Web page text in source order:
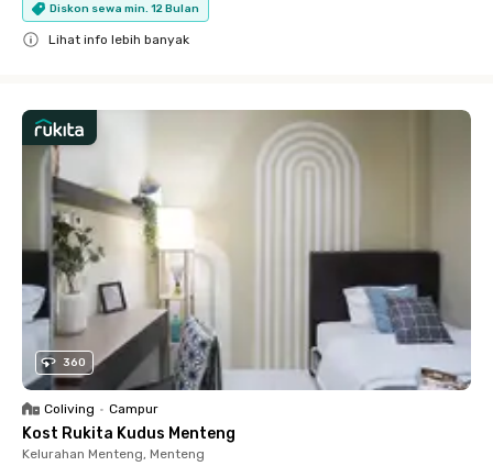
Diskon sewa min. 12 Bulan
Lihat info lebih banyak
360
Coliving • Campur
Kost Rukita Kudus Menteng
Kelurahan Menteng, Menteng